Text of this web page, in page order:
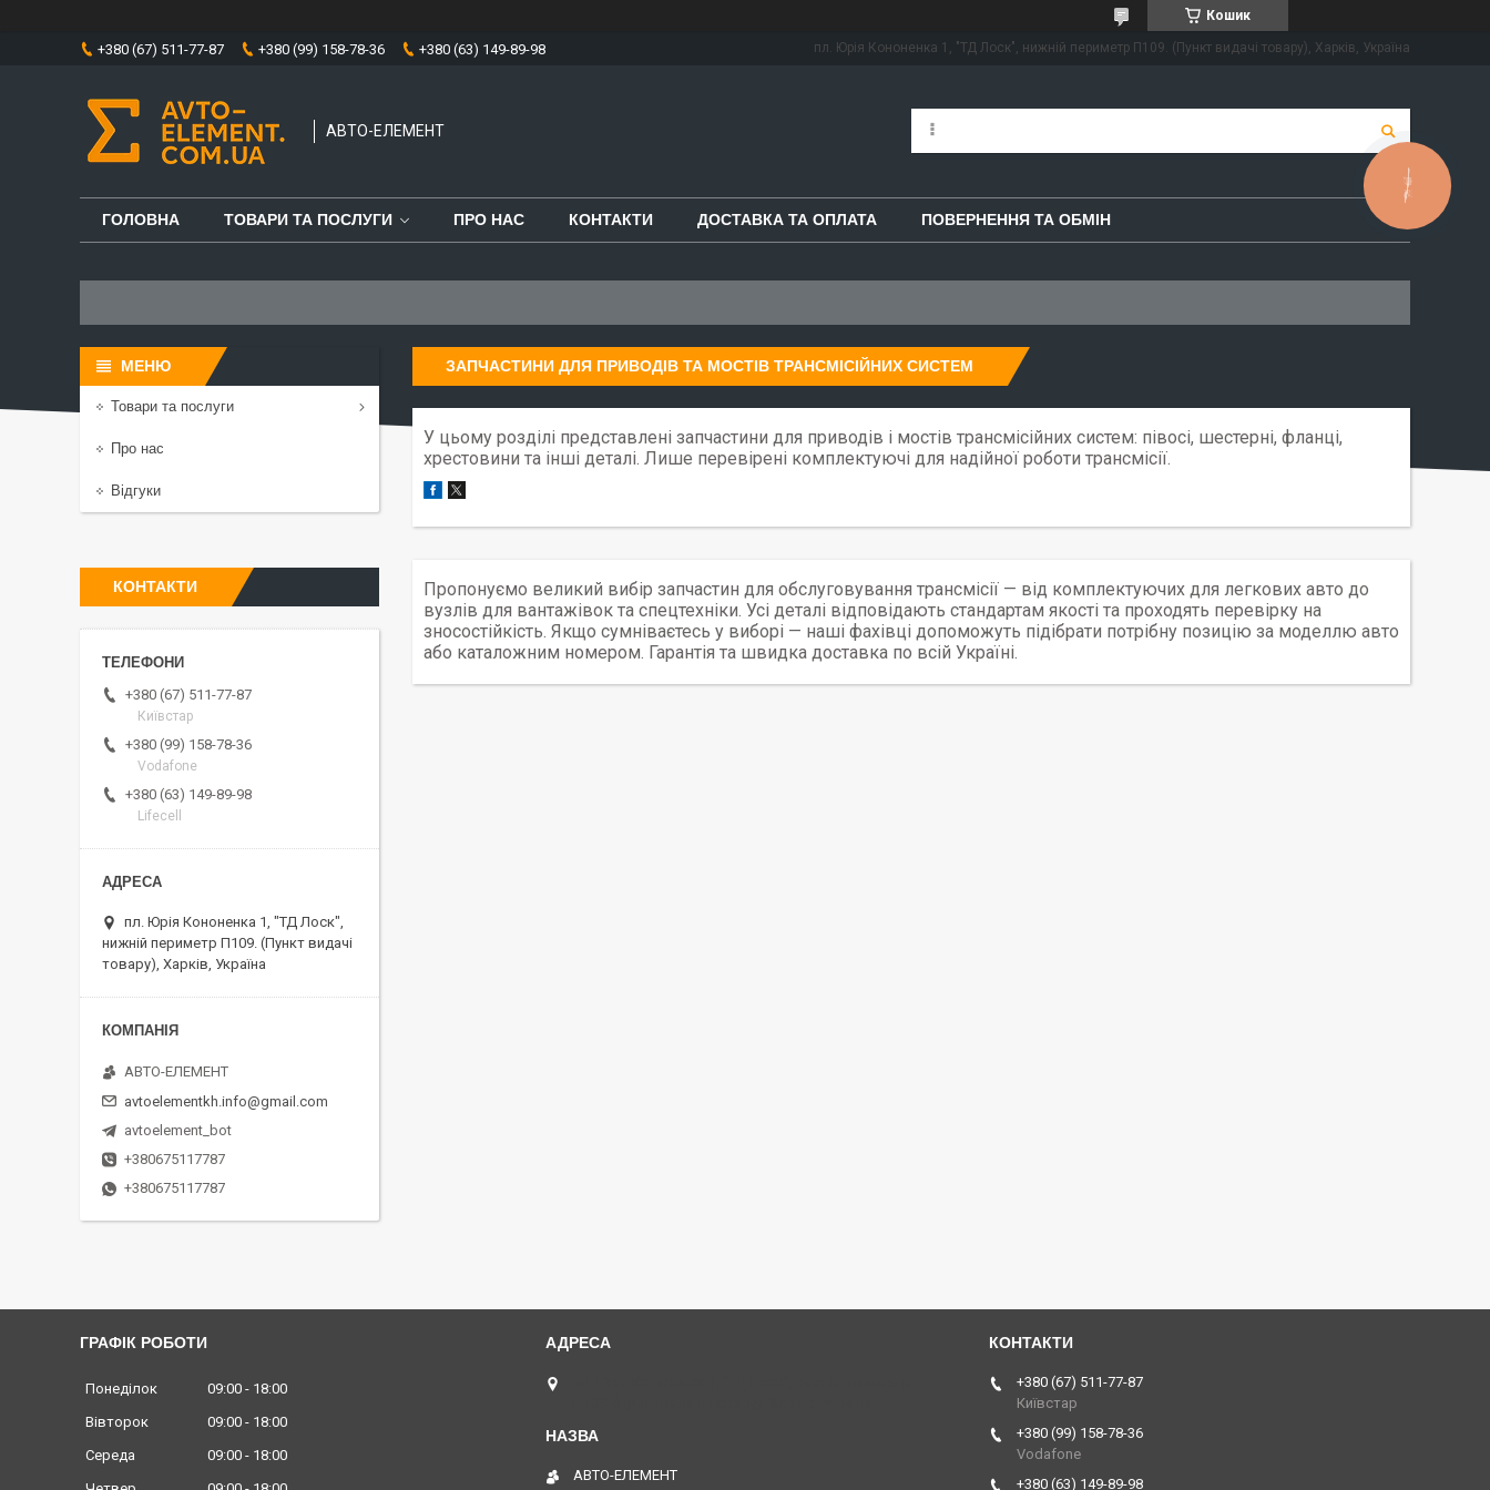
Кошик
+380 (67) 511-77-87 +380 (99) 158-78-36 +380 (63) 149-89-98 пл. Юрія Кононенка 1, "ТД Лоск", нижній периметр П109. (Пункт видачі товару), Харків, Україна
АВТО-ЕЛЕМЕНТ
ГОЛОВНА ТОВАРИ ТА ПОСЛУГИ ПРО НАС КОНТАКТИ ДОСТАВКА ТА ОПЛАТА ПОВЕРНЕННЯ ТА ОБМІН
ЗАПЧАСТИНИ ДЛЯ ПРИВОДІВ ТА МОСТІВ ТРАНСМІСІЙНИХ СИСТЕМ
У цьому розділі представлені запчастини для приводів і мостів трансмісійних систем: півосі, шестерні, фланці,
хрестовини та інші деталі. Лише перевірені комплектуючі для надійної роботи трансмісії.
Пропонуємо великий вибір запчастин для обслуговування трансмісії — від комплектуючих для легкових авто до
вузлів для вантажівок та спецтехніки. Усі деталі відповідають стандартам якості та проходять перевірку на
зносостійкість. Якщо сумніваєтесь у виборі — наші фахівці допоможуть підібрати потрібну позицію за моделлю авто
або каталожним номером. Гарантія та швидка доставка по всій Україні.
Товари та послуги
Про нас
Відгуки
КОНТАКТИ
+380 (67) 511-77-87
Київстар
+380 (99) 158-78-36
Vodafone
+380 (63) 149-89-98
Lifecell
пл. Юрія Кононенка 1, "ТД Лоск",
нижній периметр П109. (Пункт видачі
товару), Харків, Україна
АВТО-ЕЛЕМЕНТ
avtoelementkh.info@gmail.com
avtoelement_bot
+380675117787
+380675117787
ГРАФІК РОБОТИ
Понеділок 09:00
18:00
Вівторок
09:00
18:00
Середа
09:00
18:00
АВТО-ЕЛЕМЕНТ
+380 (67) 511-77-87
Київстар
+380 (99) 158-78-36
Vodafone
+380 (63) 149-89-98
КНОПКА
ЗВ'ЯЗКУ